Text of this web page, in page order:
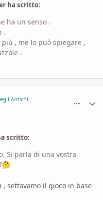
ha scritto:
ha un senso .
.
, me lo può spiegare ,
.
Antichi
scritto:
Si parla di una vostra
🤔
settavamo il gioco in base